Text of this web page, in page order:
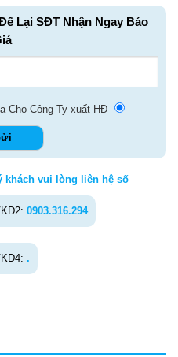
Lại SĐT Nhận Ngay Báo
Cho Công Ty xuất HĐ
khách vui lòng liên hệ số
0903.316.294
.